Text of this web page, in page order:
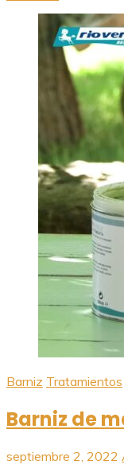
Barniz Tratamientos
Barniz de
septiembre 2, 2022